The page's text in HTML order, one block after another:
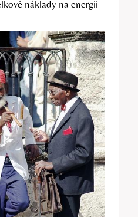
náklady na energii